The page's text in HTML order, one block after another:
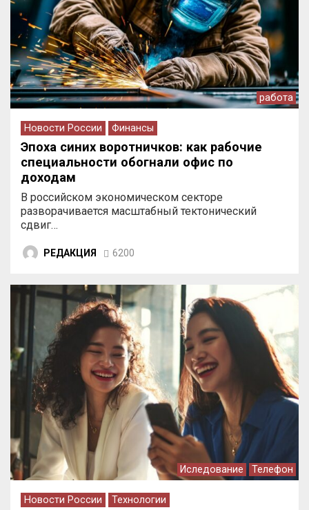
работа
Новости России Финансы
Эпоха синих воротничков: как рабочие
специальности обогнали офис по
доходам
В российском экономическом секторе
разворачивается масштабный тектонический
сдвиг…
РЕДАКЦИЯ 6200
Иследование Телефон
Новости России Технологии